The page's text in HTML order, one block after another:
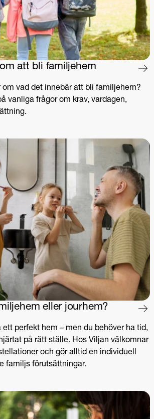
att bli familjehem
om vad det innebär att bli familjehem?
vanliga frågor om krav, vardagen,
eller jourhem?
ett perfekt hem – men du behöver ha tid,
på rätt ställe. Hos Viljan välkomnar
och gör alltid en individuell
familjs förutsättningar.